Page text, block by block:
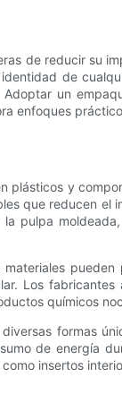
de reducir su
de
un
enfoques
plásticos y
que reducen el
pulpa
pueden
Los fabricantes
químicos
formas
de energía
insertos